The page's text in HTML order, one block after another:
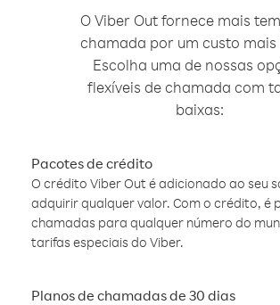
O Viber Out fornece mais
chamada por um custo mais
Escolha uma de nossas
flexíveis de chamada com
baixas:
Pacotes de crédito
O crédito Viber Out é adicionado ao seu
adquirir qualquer valor. Com o crédito, é
chamadas para qualquer número do
tarifas especiais do Viber.
Planos de chamadas de 30 dias